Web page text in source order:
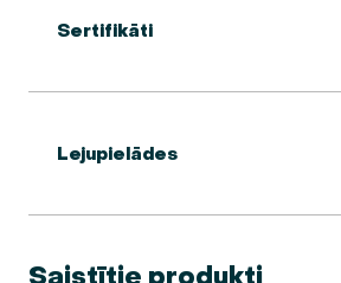
Sertifikāti
Lejupielādes